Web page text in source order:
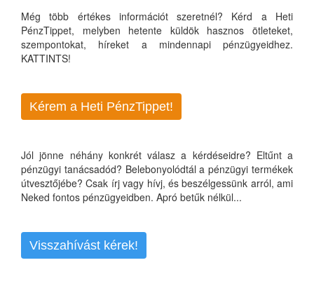
Még több értékes információt szeretnél? Kérd a Heti
PénzTippet, melyben hetente küldök hasznos ötleteket,
szempontokat, híreket a mindennapi pénzügyeidhez.
KATTINTS!
Kérem a Heti PénzTippet!
Jól jönne néhány konkrét válasz a kérdéseidre? Eltűnt a
pénzügyi tanácsadód? Belebonyolódtál a pénzügyi termékek
útvesztőjébe? Csak írj vagy hívj, és beszélgessünk arról, ami
Neked fontos pénzügyeidben. Apró betűk nélkül...
Visszahívást kérek!